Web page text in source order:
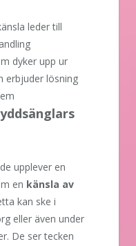
leder till
dyker upp ur
erbjuder lösning
upplever en
en känsla av
kan ske i
eller även under
De ser tecken